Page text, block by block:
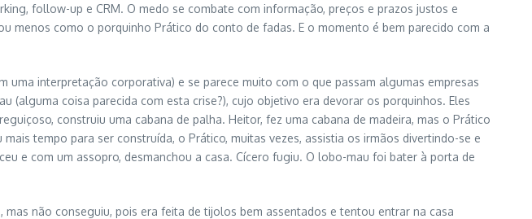
follow-up e CRM. O medo se combate com informação, preços e prazos justos e
menos como o porquinho Prático do conto de fadas. E o momento é bem parecido com a
interpretação corporativa) e se parece muito com o que passam algumas empresas
coisa parecida com esta crise?), cujo objetivo era devorar os porquinhos. Eles
construiu uma cabana de palha. Heitor, fez uma cabana de madeira, mas o Prático
tempo para ser construída, o Prático, muitas vezes, assistia os irmãos divertindo-se e
e com um assopro, desmanchou a casa. Cícero fugiu. O lobo-mau foi bater à porta de
não conseguiu, pois era feita de tijolos bem assentados e tentou entrar na casa